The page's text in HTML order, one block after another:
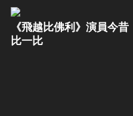
《飛越比佛利》演員今昔
比一比